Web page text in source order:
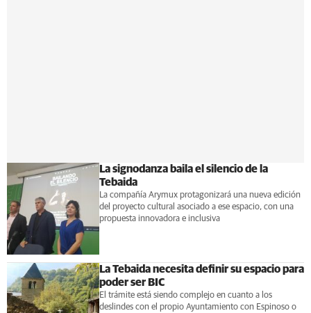
La signodanza baila el silencio de la
Tebaida
La compañía Arymux protagonizará una nueva edición
del proyecto cultural asociado a ese espacio, con una
propuesta innovadora e inclusiva
La Tebaida necesita definir su espacio para
poder ser BIC
El trámite está siendo complejo en cuanto a los
deslindes con el propio Ayuntamiento con Espinoso o